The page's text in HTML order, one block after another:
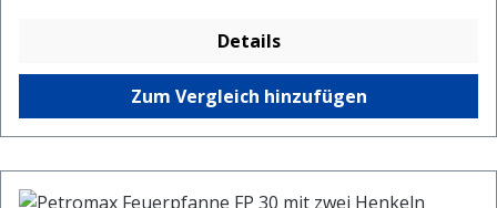
Details
Zum Vergleich hinzufügen